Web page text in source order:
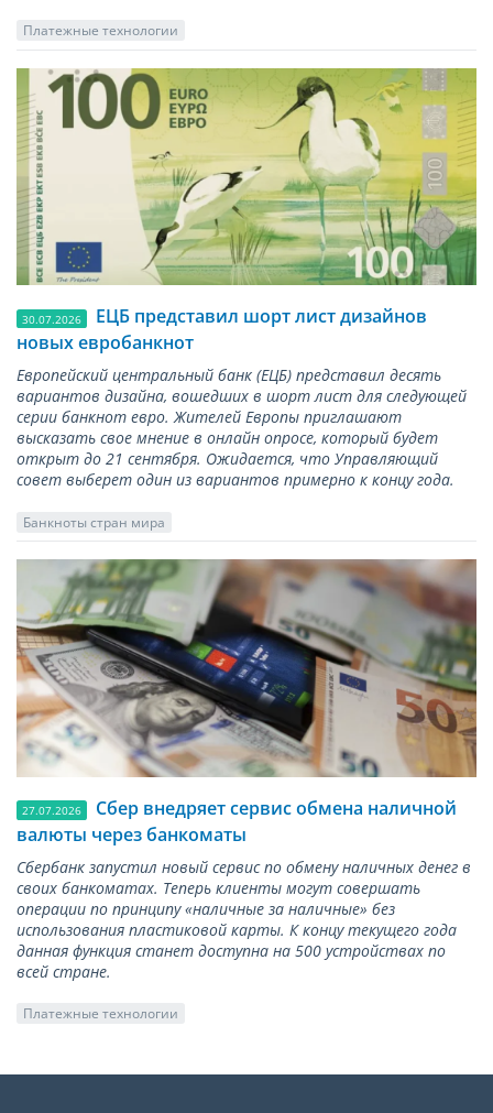
Платежные технологии
30.07.2026
ЕЦБ представил шорт лист дизайнов
новых евробанкнот
Европейский центральный банк (ЕЦБ) представил десять
вариантов дизайна, вошедших в шорт лист для следующей
серии банкнот евро. Жителей Европы приглашают
высказать свое мнение в онлайн опросе, который будет
открыт до 21 сентября. Ожидается, что Управляющий
совет выберет один из вариантов примерно к концу года.
Банкноты стран мира
27.07.2026
Сбер внедряет сервис обмена наличной
валюты через банкоматы
Сбербанк запустил новый сервис по обмену наличных денег в
своих банкоматах. Теперь клиенты могут совершать
операции по принципу «наличные за наличные» без
использования пластиковой карты. К концу текущего года
данная функция станет доступна на 500 устройствах по
всей стране.
Платежные технологии